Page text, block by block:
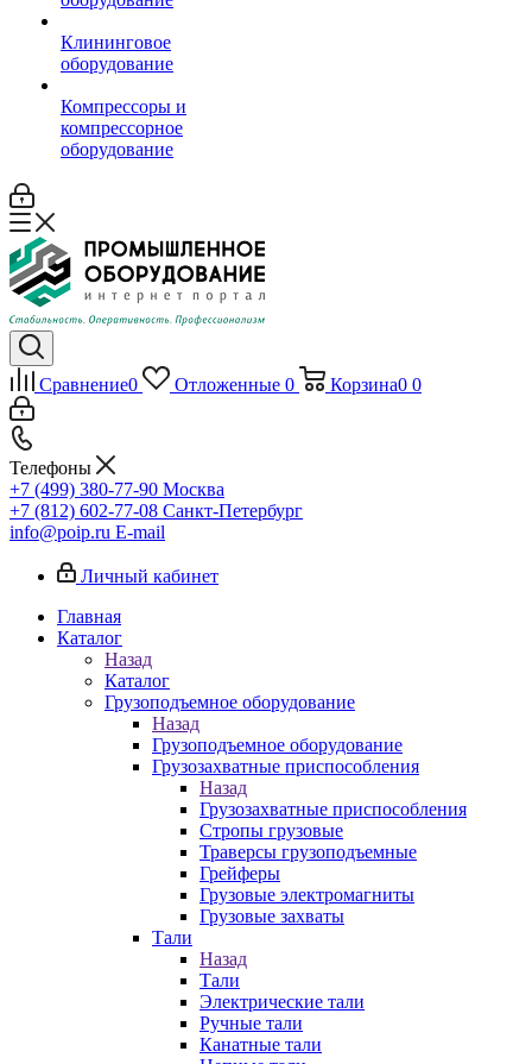
Клининговое
оборудование
Компрессоры и
компрессорное
оборудование
Сравнение0 Отложенные 0 Корзина0 0
Телефоны
+7 (499) 380-77-90 Москва
+7 (812) 602-77-08 Санкт-Петербург
info@poip.ru E-mail
Личный кабинет
Главная
Каталог
Назад
Каталог
Грузоподъемное оборудование
Назад
Грузоподъемное оборудование
Грузозахватные приспособления
Назад
Грузозахватные приспособления
Стропы грузовые
Траверсы грузоподъемные
Грейферы
Грузовые электромагниты
Грузовые захваты
Тали
Назад
Тали
Электрические тали
Ручные тали
Канатные тали